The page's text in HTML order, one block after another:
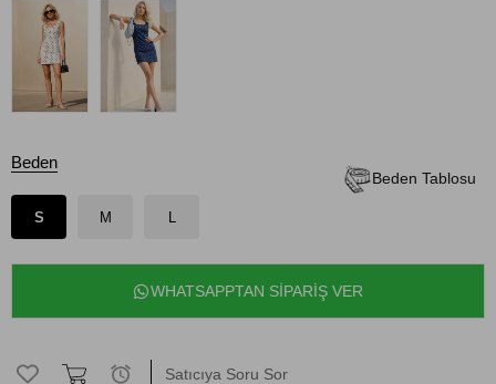
Beden Tablosu
Beden
S M L
WHATSAPPTAN SİPARİŞ VER
Satıcıya Soru Sor